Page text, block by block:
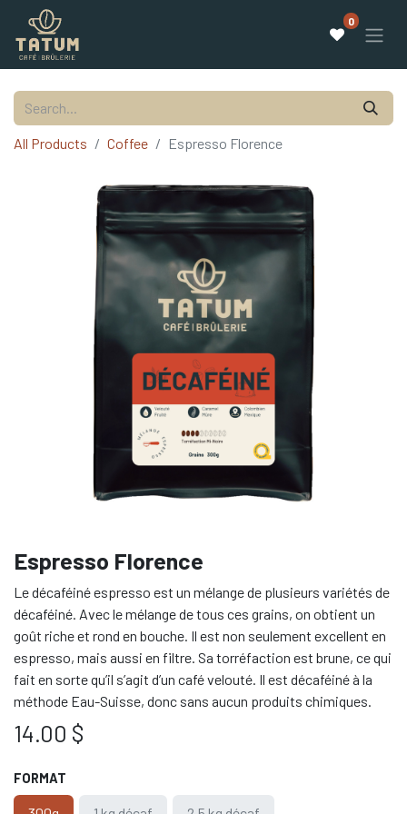
0
All Products Coffee Espresso Florence
Espresso Florence
Le décaféiné espresso est un mélange de plusieurs variétés de
décaféiné. Avec le mélange de tous ces grains, on obtient un
goût riche et rond en bouche. Il est non seulement excellent en
espresso, mais aussi en filtre. Sa torréfaction est brune, ce qui
fait en sorte qu’il s’agit d’un café velouté. Il est décaféiné à la
méthode Eau-Suisse, donc sans aucun produits chimiques.
14.00 $
FORMAT